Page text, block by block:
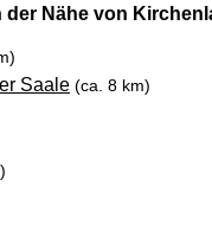
Nähe von
Saale (ca. 8 km)